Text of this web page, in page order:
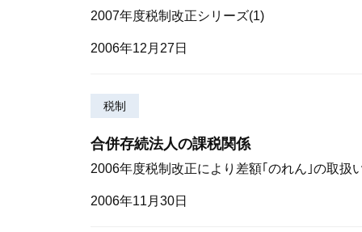
2007年度税制改正シリーズ(1)
2006年12月27日
税制
合併存続法人の課税関係
2006年度税制改正により差額｢のれん｣の取扱
2006年11月30日